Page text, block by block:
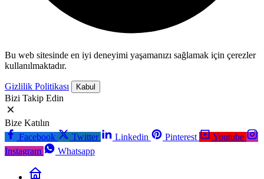
Bu web sitesinde en iyi deneyimi yaşamanızı sağlamak için çerezler
kullanılmaktadır.
Gizlilik Politikası Kabul
Bizi Takip Edin
Bize Katılın
Facebook
Twitter Linkedin Pinterest
Youtube
Instagram
Whatsapp